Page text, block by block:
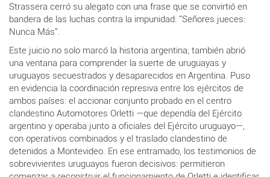
Strassera cerró su alegato con una frase que se convirtió en
bandera de las luchas contra la impunidad: "Señores jueces:
Nunca Más".
Este juicio no solo marcó la historia argentina; también abrió
una ventana para comprender la suerte de uruguayas y
uruguayos secuestrados y desaparecidos en Argentina. Puso
en evidencia la coordinación represiva entre los ejércitos de
ambos países: el accionar conjunto probado en el centro
clandestino Automotores Orletti —que dependía del Ejército
argentino y operaba junto a oficiales del Ejército uruguayo—,
con operativos combinados y el traslado clandestino de
detenidos a Montevideo. En ese entramado, los testimonios de
sobrevivientes uruguayos fueron decisivos: permitieron